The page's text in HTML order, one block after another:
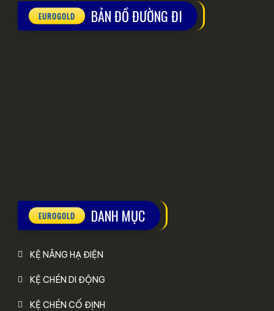
BẢN ĐỒ ĐƯỜNG ĐI
DANH MỤC
KỆ NÂNG HẠ ĐIỆN
KỆ CHÉN DI ĐỘNG
KỆ CHÉN CỐ ĐỊNH